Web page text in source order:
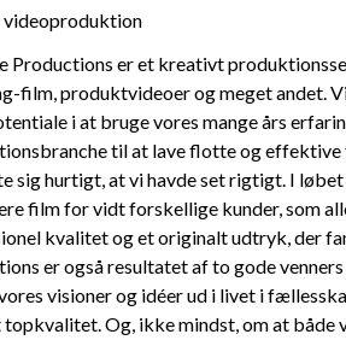
videoproduktion
Productions er et kreativt
film, produktvideoer og meget andet.
i at bruge vores mange års
til at lave flotte og
sig hurtigt, at vi havde set rigtigt. I
film for vidt forskellige kunder, som
kvalitet og et originalt udtryk, der
er også resultatet af to gode
visioner og idéer ud i livet i
Og, ikke mindst, om at både